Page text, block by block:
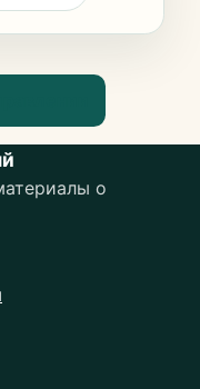
о